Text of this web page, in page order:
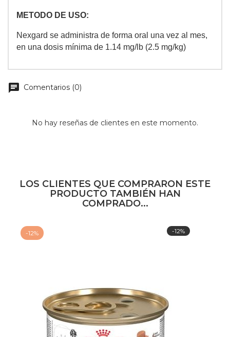
METODO DE USO:
Nexgard se administra de forma oral una vez al mes,
en una dosis mínima de 1.14 mg/lb (2.5 mg/kg)
chat Comentarios (0)
No hay reseñas de clientes en este momento.
LOS CLIENTES QUE COMPRARON ESTE
PRODUCTO TAMBIÉN HAN
COMPRADO...
-12%
-12%